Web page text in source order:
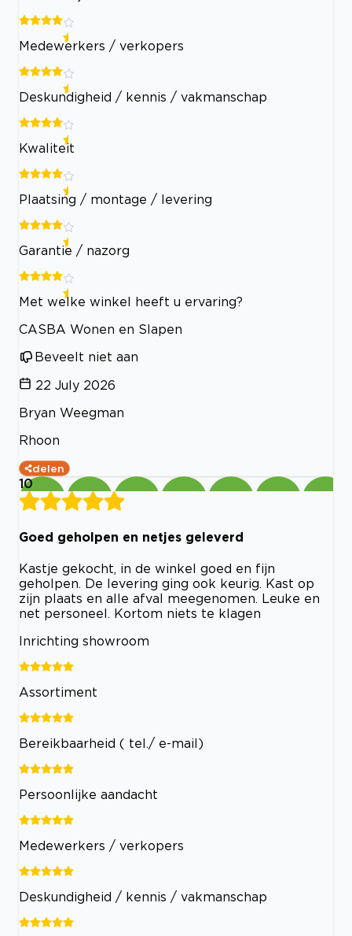
Medewerkers / verkopers
Deskundigheid / kennis / vakmanschap
Kwaliteit
Plaatsing / montage / levering
Garantie / nazorg
Met welke winkel heeft u ervaring?
CASBA Wonen en Slapen
Beveelt niet aan
22 July 2026
Bryan Weegman
Rhoon
delen
10
Goed geholpen en netjes geleverd
Kastje gekocht, in de winkel goed en fijn
geholpen. De levering ging ook keurig. Kast op
zijn plaats en alle afval meegenomen. Leuke en
net personeel. Kortom niets te klagen
Inrichting showroom
Assortiment
Bereikbaarheid ( tel./ e-mail)
Persoonlijke aandacht
Medewerkers / verkopers
Deskundigheid / kennis / vakmanschap